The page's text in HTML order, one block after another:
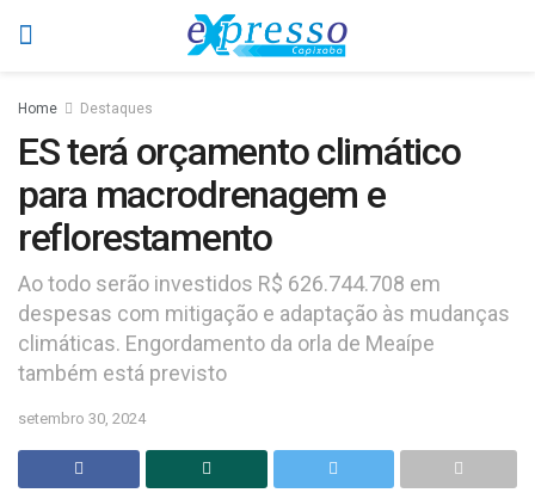
Home Destaques
ES terá orçamento climático
para macrodrenagem e
reflorestamento
Ao todo serão investidos R$ 626.744.708 em
despesas com mitigação e adaptação às mudanças
climáticas. Engordamento da orla de Meaípe
também está previsto
setembro 30, 2024